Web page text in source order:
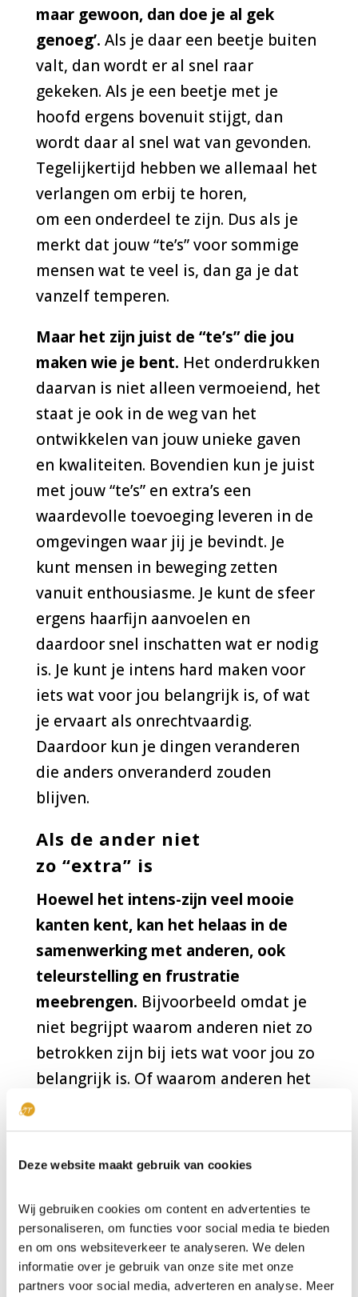
Deze website maakt gebruik van cookies
Wij gebruiken cookies om content en advertenties te
personaliseren, om functies voor social media te bieden
en om ons websiteverkeer te analyseren. We delen
informatie over je gebruik van onze site met onze
partners voor social media, adverteren en analyse. Meer
maar gewoon, dan doe je al gek
genoeg’. Als je daar een beetje buiten
valt, dan wordt er al snel raar
gekeken. Als je een beetje met je
hoofd ergens bovenuit stijgt, dan
wordt daar al snel wat van gevonden.
Tegelijkertijd hebben we allemaal het
verlangen om erbij te horen,
om een onderdeel te zijn. Dus als je
merkt dat jouw “te’s” voor sommige
mensen wat te veel is, dan ga je dat
vanzelf temperen.
Maar het zijn juist de “te’s” die jou
maken wie je bent. Het onderdrukken
daarvan is niet alleen vermoeiend, het
staat je ook in de weg van het
ontwikkelen van jouw unieke gaven
en kwaliteiten. Bovendien kun je juist
met jouw “te’s” en extra’s een
waardevolle toevoeging leveren in de
omgevingen waar jij je bevindt. Je
kunt mensen in beweging zetten
vanuit enthousiasme. Je kunt de sfeer
ergens haarfijn aanvoelen en
daardoor snel inschatten wat er nodig
is. Je kunt je intens hard maken voor
iets wat voor jou belangrijk is, of wat
je ervaart als onrechtvaardig.
Daardoor kun je dingen veranderen
die anders onveranderd zouden
blijven.
Als de ander niet
zo “extra” is
Hoewel het intens-zijn veel mooie
kanten kent, kan het helaas in de
samenwerking met anderen, ook
teleurstelling en frustratie
meebrengen. Bijvoorbeeld omdat je
niet begrijpt waarom anderen niet zo
betrokken zijn bij iets wat voor jou zo
belangrijk is. Of waarom anderen het
stuiteren van energie en
enthousiasme over een nieuw idee.
anderen niet zo enthousiast zijn.
Het kan lastig zijn als je het idee hebt
dat collega’s minder waarde hechten